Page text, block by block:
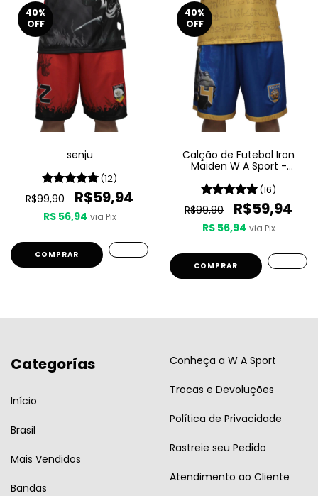
40%
OFF
senju
(12)
R$99,90 R$59,94
R$ 56,94 via Pix
COMPRAR
40%
OFF
Calção de Futebol Iron
Maiden W A Sport -
(16)
R$99,90 R$59,94
R$ 56,94 via Pix
COMPRAR
Categorías
Início
Brasil
Mais Vendidos
Bandas
Conheça a W A Sport
Trocas e Devoluções
Política de Privacidade
Rastreie seu Pedido
Atendimento ao Cliente